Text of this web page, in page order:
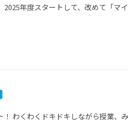
2025年度スタートして、改めて「マ
！ わくわくドキドキしながら授業、